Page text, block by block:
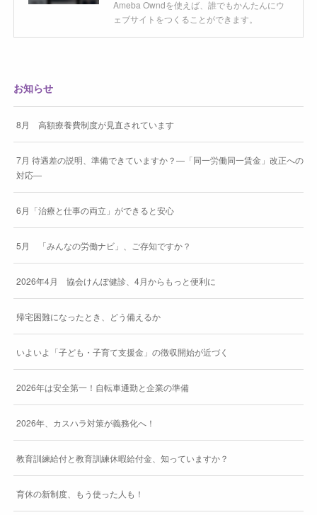
Ameba Owndを使えば、誰でもかんたんにウ
ェブサイトをつくることができます。
お知らせ
8月 高額療養費制度が見直されています
7月 待遇差の説明、準備できていますか？―「同一労働同一賃金」改正への
対応―
6月「治療と仕事の両立」ができると安心
5月 「みんなの労働ナビ」、ご存知ですか？
2026年4月 協会けんぽ健診、4月からもっと便利に
帰宅困難になったとき、どう備えるか
いよいよ「子ども・子育て支援金」の徴収開始が近づく
2026年は安全第一！自転車通勤と企業の準備
2026年、カスハラ対策が義務化へ！
教育訓練給付と教育訓練休暇給付金、知っていますか？
育休の新制度、もう使った人も！